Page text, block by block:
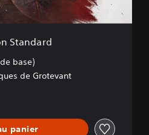
Standard
base)
de Grotevant
panier